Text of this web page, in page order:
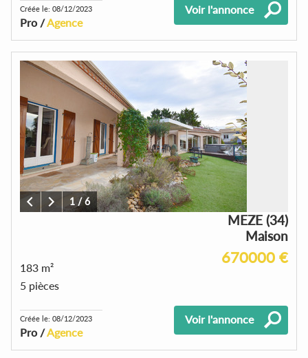
Créée le: 08/12/2023
Pro /Agence
Voir l'annonce
1 /6
MEZE (34)
Maison
670000 €
183 m²
5 pièces
Créée le: 08/12/2023
Pro /Agence
Voir l'annonce